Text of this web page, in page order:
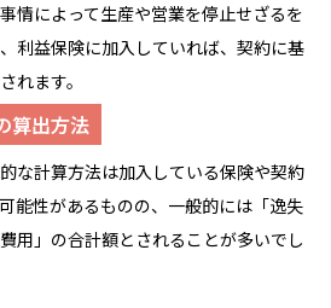
情によって生産や営業を停止せざるを
利益保険に加入していれば、契約に基
れます。
算出方法
な計算方法は加入している保険や契約
能性があるものの、一般的には「逸失
用」の合計額とされることが多いでし